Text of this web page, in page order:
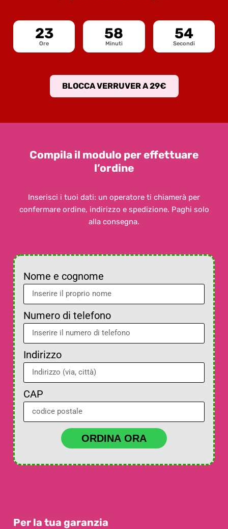
23
Ore
58
Minuti
52
Secondi
BLOCCA VERRUVER A 29€
Compila il modulo per effettuare
l’ordine
Inserisci i tuoi dati: un operatore ti chiamerà per
confermare ordine, indirizzo e spedizione. Paghi solo
alla consegna.
Nome e cognome
Numero di telefono
Indirizzo
CAP
ORDINA ORA
Per la tua garanzia